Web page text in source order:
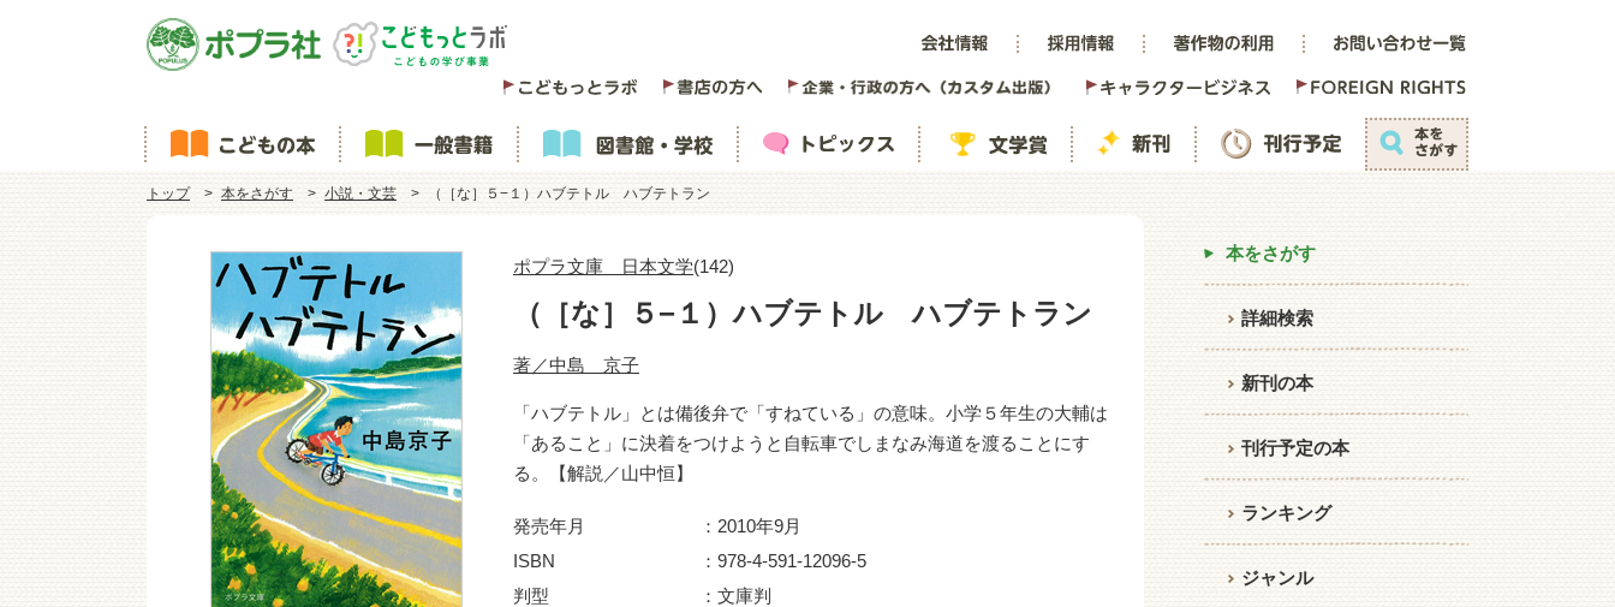
トップ 本をさがす 小説・文芸 （［な］５−１）ハブテトル ハブテトラン
ポプラ文庫 日本文学(142)
（［な］５−１）ハブテトル ハブテトラン
著／中島 京子
「ハブテトル」とは備後弁で「すねている」の意味。小学５年生の大輔は
「あること」に決着をつけようと自転車でしまなみ海道を渡ることにす
る。【解説／山中恒】
発売年月
2010年9月
ISBN
978-4-591-12096-5
判型
文庫判
本をさがす
詳細検索
新刊の本
刊行予定の本
ランキング
ジャンル